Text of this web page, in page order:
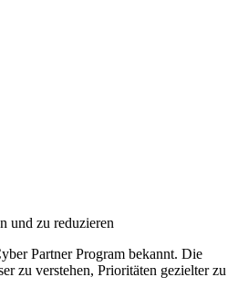
und zu reduzieren
Partner Program bekannt. Die
zu verstehen, Prioritäten gezielter zu